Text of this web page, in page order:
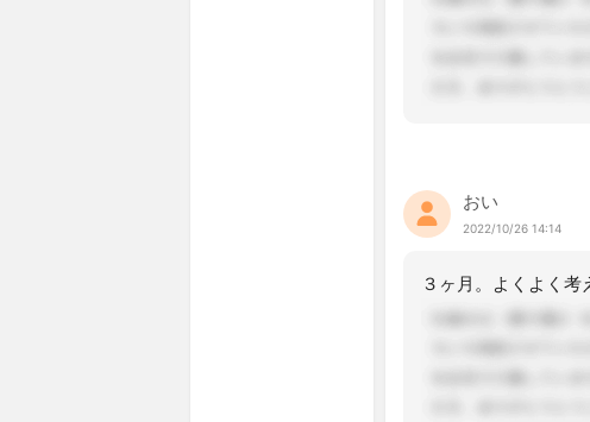
おい
2022/10/26 14:14